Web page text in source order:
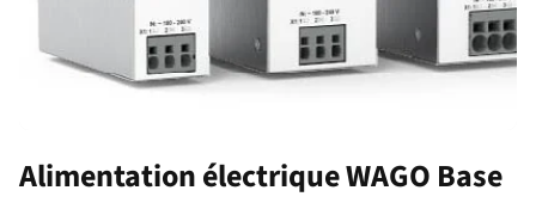
Alimentation électrique WAGO Base